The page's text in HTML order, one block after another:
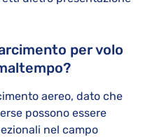
per volo
aereo, dato che
possono essere
nel campo